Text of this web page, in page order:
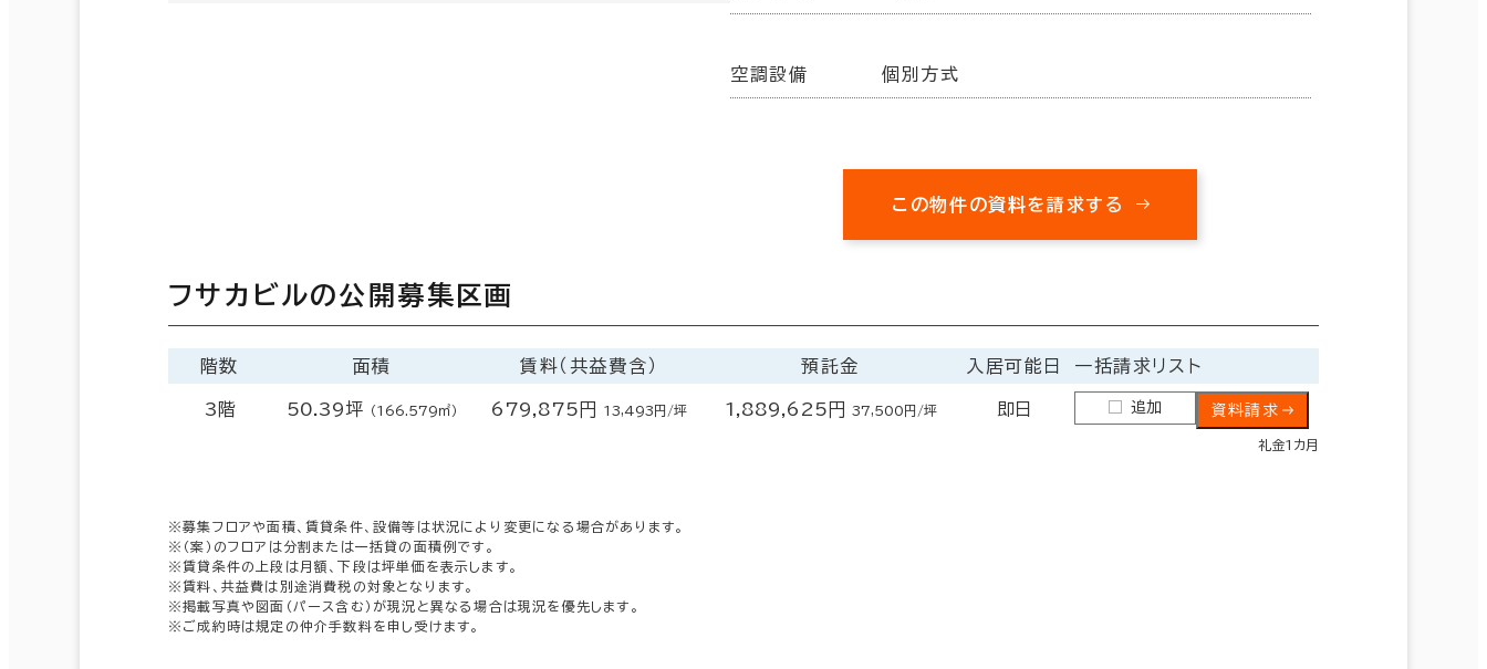
空調設備 個別方式
この物件の資料を請求する
フサカビルの公開募集区画
階数 面積 賃料（共益費含） 預託金 入居可能日 一括請求リスト
3階 50.39坪 （166.579㎡） 679,875円 13,493円/坪 1,889,625円 37,500円/坪 即日 追加 資料請求
礼金1カ月
※募集フロアや面積、賃貸条件、設備等は状況により変更になる場合があります。
※（案）のフロアは分割または一括貸の面積例です。
※賃貸条件の上段は月額、下段は坪単価を表示します。
※賃料、共益費は別途消費税の対象となります。
※掲載写真や図面（パース含む）が現況と異なる場合は現況を優先します。
※ご成約時は規定の仲介手数料を申し受けます。